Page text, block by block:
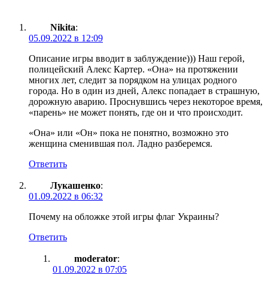
Nikita:
05.09.2022 в 12:09
Описание игры вводит в заблуждение))) Наш герой,
полицейский Алекс Картер. «Она» на протяжении
многих лет, следит за порядком на улицах родного
города. Но в один из дней, Алекс попадает в страшную,
дорожную аварию. Проснувшись через некоторое время,
«парень» не может понять, где он и что происходит.
«Она» или «Он» пока не понятно, возможно это
женщина сменившая пол. Ладно разберемся.
Ответить
Лукашенко:
01.09.2022 в 06:32
Почему на обложке этой игры флаг Украины?
Ответить
moderator:
01.09.2022 в 07:05